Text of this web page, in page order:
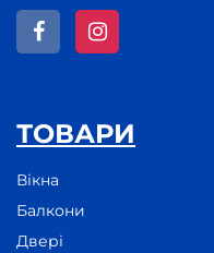
ТОВАРИ
Вікна
Балкони
Двері